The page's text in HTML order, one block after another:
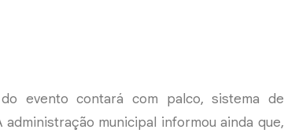
evento contará com palco, sistema de
municipal informou ainda que,